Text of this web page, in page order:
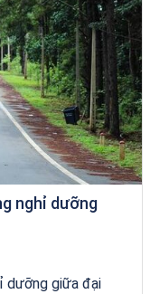
nghỉ dưỡng
dưỡng giữa đại